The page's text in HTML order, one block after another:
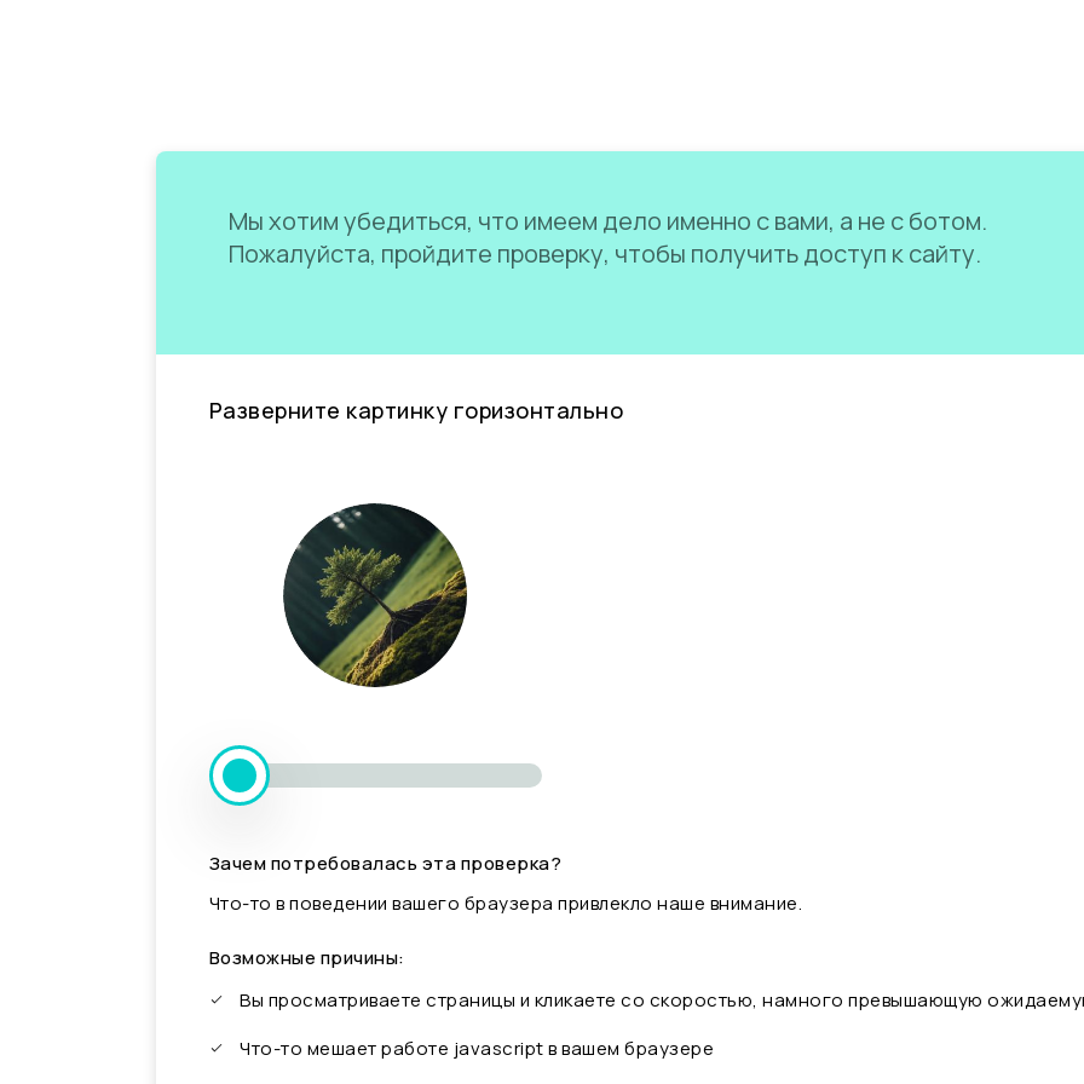
Мы хотим убедиться, что имеем дело именно с вами, а не с ботом.
Пожалуйста, пройдите проверку, чтобы получить доступ к сайту.
Разверните картинку горизонтально
Зачем потребовалась эта проверка?
Что-то в поведении вашего браузера привлекло наше внимание.
Возможные причины:
Вы просматриваете страницы и кликаете со скоростью, намного превышающую
Что-то мешает работе javascript в вашем браузере